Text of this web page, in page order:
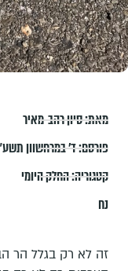
מאת:סיון רהב-מאיר
פורסם:ד׳ במרחשוון תשע״ו –
קטגוריה:החלק היומי
נח
זה לא רק בגלל הר